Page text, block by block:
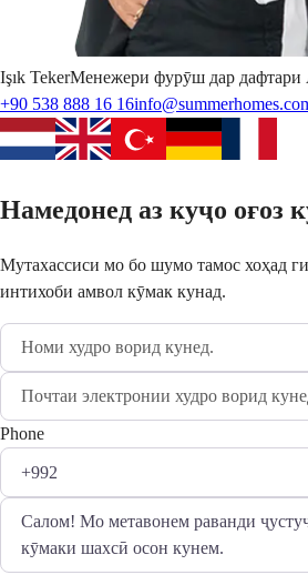
Işık TekerМенежери фурӯш дар дафтари
+90 538 888 16 16
Намедонед аз куҷо оғоз
Мутахассиси мо бо шумо тамос хоҳад
интихоби амвол кӯмак кунад.
Phone